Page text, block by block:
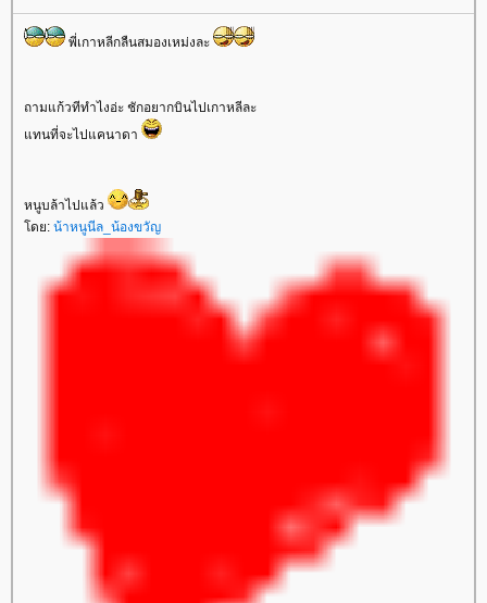
พี่เกาหลีกลืนสมองเหม่งละ
ถามแก้วทีทำไงอ่ะ ชักอยากบินไปเกาหลีละ
ทนที่จะไปแคนาดา
หนูบล้าไปแล้ว
ดย: น้าหนูนีล_น้องขวัญ